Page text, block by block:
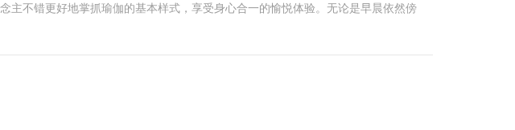
不错更好地掌抓瑜伽的基本样式，享受身心合一的愉悦体验。无论是早晨依然傍